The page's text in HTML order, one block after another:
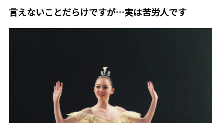
言えないことだらけですが…実は苦労人です